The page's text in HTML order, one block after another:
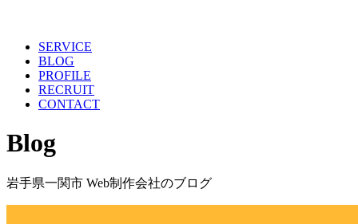
SERVICE
BLOG
PROFILE
RECRUIT
CONTACT
Blog
岩手県一関市 Web制作会社のブログ